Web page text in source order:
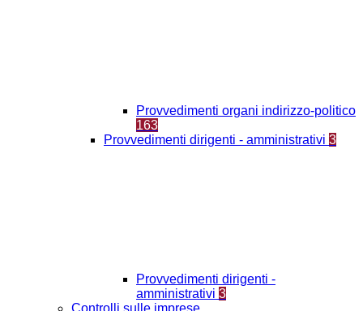
Provvedimenti organi indirizzo-politico
163
Provvedimenti dirigenti - amministrativi 3
Provvedimenti dirigenti -
amministrativi 3